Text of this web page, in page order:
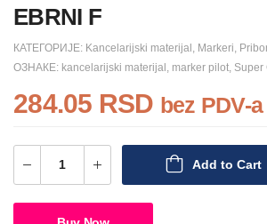
EBRNI F
КАТЕГОРИЈЕ: Kancelarijski materijal Markeri
ОЗНАКЕ: kancelarijski materijal marker pilot Super
284.05 RSD bez PDV-a
Add to Cart